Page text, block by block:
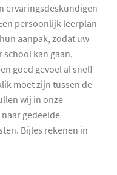
ervaringsdeskundigen
persoonlijk leerplan
aanpak, zodat uw
kan gaan.
goed gevoel al snel!
moet zijn tussen de
wij in onze
gedeelde
Bijles rekenen in